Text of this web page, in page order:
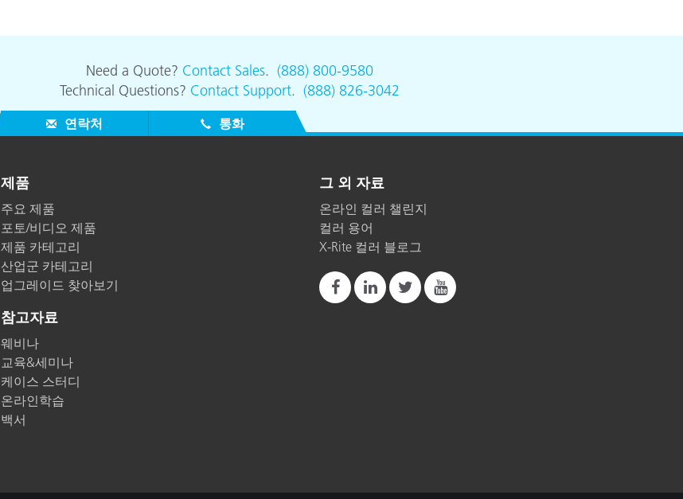
Need a Quote? Contact Sales. (888) 800-9580
Technical Questions? Contact Support. (888) 826-3042
연락처 통화
제품
주요 제품
포토/비디오 제품
제품 카테고리
산업군 카테고리
업그레이드 찾아보기
참고자료
웨비나
교육&세미나
케이스 스터디
온라인학습
백서
그 외 자료
온라인 컬러 챌린지
컬러 용어
X-Rite 컬러 블로그